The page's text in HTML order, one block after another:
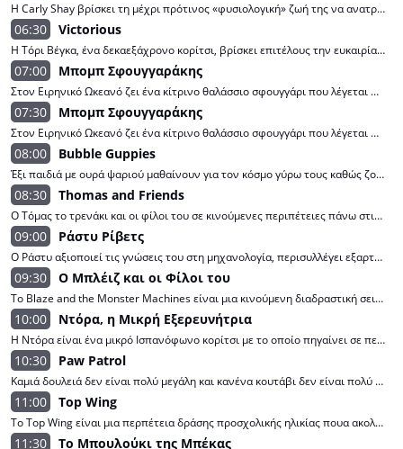
Η Carly Shay βρίσκει τη μέχρι πρότινος «φυσιολογική» ζωή της να ανατρέπεται, όταν η διαδικτυακή της εκπομπή, «iCarly», γνωρίζει επιτυχία με τη νεολαία του διαδικτύου. Καθώς οι γονείς της ταξιδεύουν στο εξωτερικό, η Carly πρέπει να βασιστεί στη βοήθεια των φίλων της Sam και Freddie και του ιδιόρρυθμου μεγαλύτερου αδελφού της, Spencer, για να διαχειριστεί τη μεγάλη της επιτυχία.
06:30 Victorious
Η Τόρι Βέγκα, ένα δεκαεξάχρονο κορίτσι, βρίσκει επιτέλους την ευκαιρία να βγει από τη σκιά της αδελφής της και να αποδείξει την αξία της, αφού θα φοιτήσει σε ξακουστό λύκειο παραστατικών τεχνών.
07:00 Μπομπ Σφουγγαράκης
Στον Ειρηνικό Ωκεανό ζει ένα κίτρινο θαλάσσιο σφουγγάρι που λέγεται Μπομπ Σφουγγαράκης και εργάζεται ως μάγειρας στο Κράστι Κραμπ. Ζει υπέροχες περιπέτειες με τους φίλους του στο Μπικίνι Μπότομ.
07:30 Μπομπ Σφουγγαράκης
Στον Ειρηνικό Ωκεανό ζει ένα κίτρινο θαλάσσιο σφουγγάρι που λέγεται Μπομπ Σφουγγαράκης και εργάζεται ως μάγειρας στο Κράστι Κραμπ. Ζει υπέροχες περιπέτειες με τους φίλους του στο Μπικίνι Μπότομ.
08:00 Bubble Guppies
Έξι παιδιά με ουρά ψαριού μαθαίνουν για τον κόσμο γύρω τους καθώς ζουν διάφορες περιπέτειες σε μια υποβρύχια πόλη.
08:30 Thomas and Friends
O Τόμας το τρενάκι και οι φίλοι του σε κινούμενες περιπέτειες πάνω στις ράγες!
09:00 Ράστυ Ρίβετς
Ο Ράστυ αξιοποιεί τις γνώσεις του στη μηχανολογία, περισυλλέγει εξαρτήματα μηχανών και δημιουργεί ρομπότ που θα τον βοηθήσουν στις περιπέτειές του.
09:30 Ο Μπλέιζ και οι Φίλοι του
Το Blaze and the Monster Machines είναι μια κινούμενη διαδραστική σειρά προσχολικής ηλικίας για τον Blaze, το μεγαλύτερο φορτηγό-τέρας στον κόσμο, και τον καλύτερο φίλο και σύντροφό του, ένα αγόρι που ονομάζεται AJ.
10:00 Ντόρα, η Μικρή Εξερευνήτρια
Η Ντόρα είναι ένα μικρό Ισπανόφωνο κορίτσι με το οποίο πηγαίνει σε περιπέτειες με την κόκκινη μπότα της φορώντας μαϊμού, που βολεύει το όνομα Μπότες. Κατά τη διάρκεια των περιπετειών της συναντάμε επίσης το σακίδιο της που μιλάει (ή la mochila) και τον χάρτη που τραγουδά ένα ενοχλητικά χαριτωμένο τραγούδι.
10:30 Paw Patrol
Καμιά δουλειά δεν είναι πολύ μεγάλη και κανένα κουτάβι δεν είναι πολύ μικρό! Το Paw Patrol είναι μια σειρά για παιδιά προσχολικής ηλικίας με πρωταγωνιστές 6 ηρωικά κουτάβια και επικεφαλής ένα 10χρονο αγόρι, ειδικό στις νέες τεχνολογίες, τον Ryder.
11:00 Top Wing
Το Top Wing είναι μια περπέτεια δράσης προσχολικής ηλικίας πουα ακολουθεί μια ομάδα πρόθυμων νεαρών πουλιών που εκπαιδεύονται στην Ακαδημία Top Wing.
11:30 Το Μπουλούκι της Μπέκας